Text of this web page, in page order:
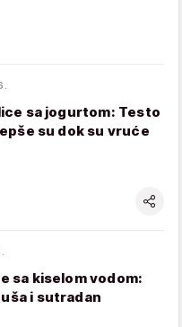
sa jogurtom: Testo
su dok su vruće
sa kiselom vodom:
i sutradan